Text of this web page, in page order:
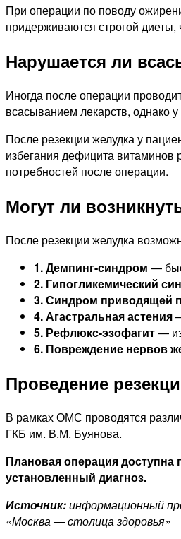
При операции по поводу
придерживаются строгой
Нарушается ли
Иногда после операции
всасыванием лекарств, однако
После резекции желудка у
избегания дефицита витаминов
потребностей после операции.
Могут ли
После резекции желудка
1. Демпинг-синдром —
2. Гипогликемический
3. Синдром приводящей
4. Агастральная астения
5. Рефлюкс-эзофагит—
6. Повреждение нервов
Проведение
В рамках ОМС проводятся
ГКБ им. В.М. Буянова.
Плановая операция
установленный диагноз.
Источник:информационный
«Москва — столица здоровья»